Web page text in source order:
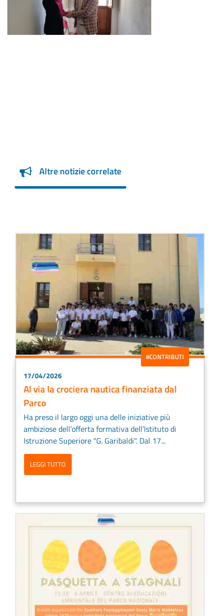
Altre notizie correlate
#CONTRIBUTI
17/04/2026
Al via la crociera nautica finanziata dal
Parco
Ha preso il largo oggi una delle iniziative più
ambiziose dell’offerta formativa dell’Istituto di
Istruzione Superiore "G. Garibaldi". Dal 17...
LEGGI TUTTO